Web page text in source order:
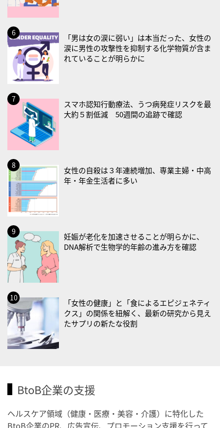
・がん征圧月間
・世界アルツハイマー月間
・健康増進普及月間
・歯ヂカラ探究月間
・職場の健康診断実施強化月間
・大腸がん検診の日
・防災の日
2026/09/02(水)
・がん征圧月間
・世界アルツハイマー月間
・健康増進普及月間
・歯ヂカラ探究月間
・職場の健康診断実施強化月間
・がん征圧月間
・世界アルツハイマー月間
・健康増進普及月間
・歯ヂカラ探究月間
・職場の健康診断実施強化月間
・秋の睡眠の日
2026/09/04(金)
・がん征圧月間
・世界アルツハイマー月間
・職場の健康診断実施強化月間
・世界性の健康デー
「男は女の涙に弱い」は本当だった、女性の
涙に男性の攻撃性を抑制する化学物質が含ま
れていることが明らかに
スマホ認知行動療法、うつ病発症リスクを最
大約５割低減 50週間の追跡で確認
女性の自殺は３年連続増加、専業主婦・中高
年・年金生活者に多い
妊娠が老化を加速させることが明らかに、
DNA解析で生物学的年齢の進み方を確認
「女性の健康」と「食によるエピジェネティ
クス」の関係を紐解く、最新の研究から見え
たサプリの新たな役割
BtoB企業の支援
ヘルスケア領域（健康・医療・美容・介護）に特化した
BtoB企業のPR、広告宣伝、プロモーション支援を行って